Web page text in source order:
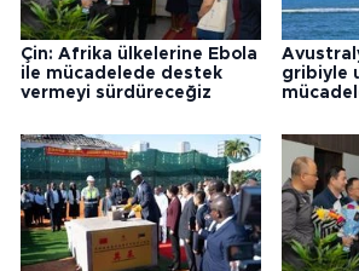
Çin: Afrika ülkelerine Ebola
ile mücadelede destek
vermeyi sürdüreceğiz
gribiyle